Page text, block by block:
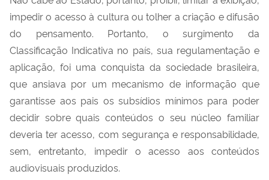
impedir o acesso à cultura ou tolher a criação e difusão
do pensamento. Portanto, o surgimento da
Classificação Indicativa no país, sua regulamentação e
aplicação, foi uma conquista da sociedade brasileira,
que ansiava por um mecanismo de informação que
garantisse aos pais os subsídios mínimos para poder
decidir sobre quais conteúdos o seu núcleo familiar
deveria ter acesso, com segurança e responsabilidade,
sem, entretanto, impedir o acesso aos conteúdos
audiovisuais produzidos.